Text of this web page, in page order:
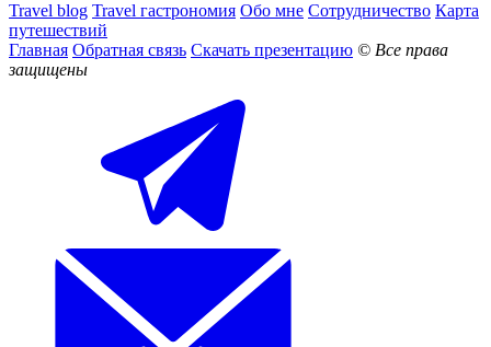
Travel blog Travel гастрономия Обо мне Сотрудничество Карта
путешествий
Главная Обратная связь Скачать презентацию © Все права
защищены